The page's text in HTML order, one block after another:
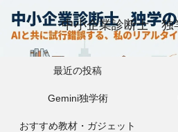
中小企業診断士 独
最近の投稿
Gemini独学術
おすすめ教材・ガジェット